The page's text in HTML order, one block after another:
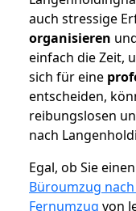
auch stressige
organisieren
einfach die Zeit,
sich für eine
entscheiden,
reibungslosen
nach
Egal, ob Sie einen
Büroumzug
Fernumzug von